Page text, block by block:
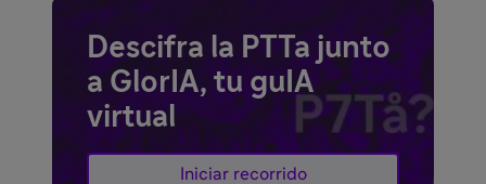
Descifra la PTTa junto
a GlorIA, tu guIA
virtual​
Iniciar recorrido